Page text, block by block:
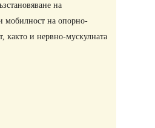
на
мобилност на опорно-
както и нервно-мускулната